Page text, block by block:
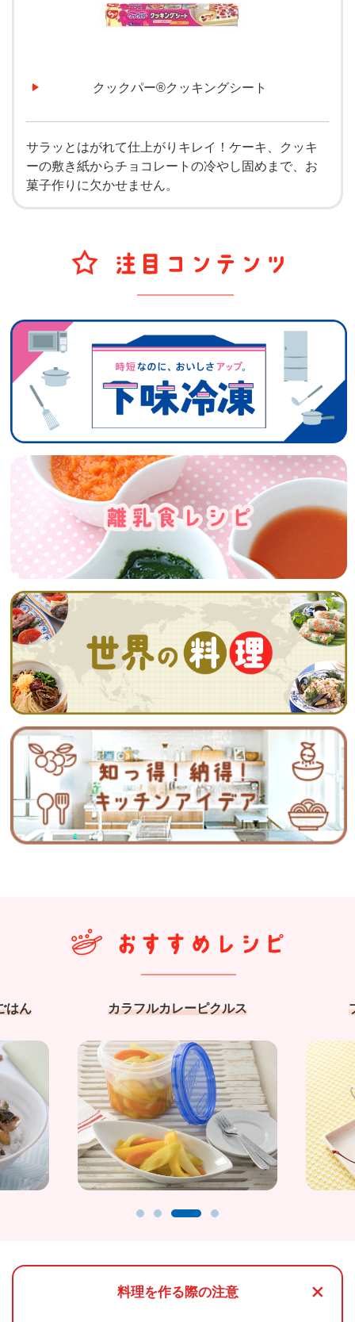
クックパー®クッキングシート
サラッとはがれて仕上がりキレイ！ケーキ、クッキ
ーの敷き紙からチョコレートの冷やし固めまで、お
菓子作りに欠かせません。
はん カラフルカレーピクルス
+
料理を作る際の注意